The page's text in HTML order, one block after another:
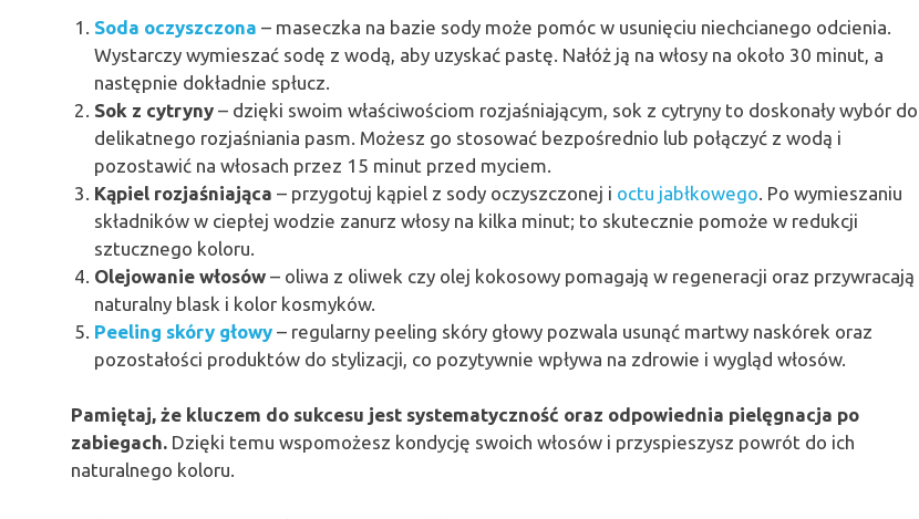
Soda oczyszczona – maseczka na bazie sody może pomóc w usunięciu niechcianego odcienia.
Wystarczy wymieszać sodę z wodą, aby uzyskać pastę. Nałóż ją na włosy na około 30 minut, a
następnie dokładnie spłucz.
Sok z cytryny – dzięki swoim właściwościom rozjaśniającym, sok z cytryny to doskonały wybór do
delikatnego rozjaśniania pasm. Możesz go stosować bezpośrednio lub połączyć z wodą i
pozostawić na włosach przez 15 minut przed myciem.
Kąpiel rozjaśniająca – przygotuj kąpiel z sody oczyszczonej i octu jabłkowego . Po wymieszaniu
składników w ciepłej wodzie zanurz włosy na kilka minut; to skutecznie pomoże w redukcji
sztucznego koloru.
Olejowanie włosów – oliwa z oliwek czy olej kokosowy pomagają w regeneracji oraz przywracają
naturalny blask i kolor kosmyków.
Peeling skóry głowy – regularny peeling skóry głowy pozwala usunąć martwy naskórek oraz
pozostałości produktów do stylizacji, co pozytywnie wpływa na zdrowie i wygląd włosów.
Pamiętaj, że kluczem do sukcesu jest systematyczność oraz odpowiednia pielęgnacja po
zabiegach. Dzięki temu wspomożesz kondycję swoich włosów i przyspieszysz powrót do ich
naturalnego koloru.